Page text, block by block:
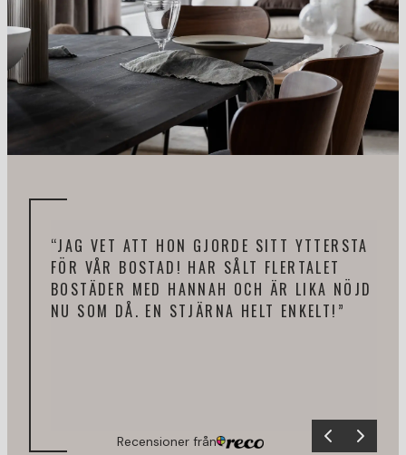
“JAG VET ATT HON GJORDE SITT YTTERSTA
FÖR VÅR BOSTAD! HAR SÅLT FLERTALET
BOSTÄDER MED HANNAH OCH ÄR LIKA NÖJD
NU SOM DÅ. EN STJÄRNA HELT ENKELT!”
Recensioner från